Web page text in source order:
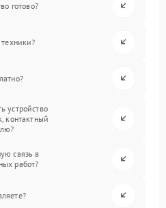
готово?
устройство
контактный
связь в
работ?